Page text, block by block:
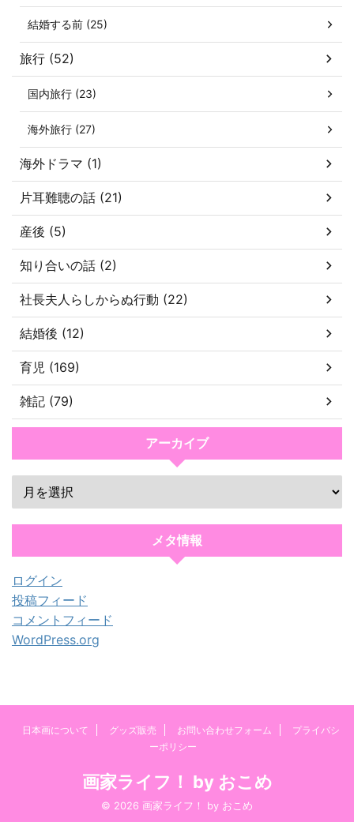
結婚する前 (25)
旅行 (52)
国内旅行 (23)
海外旅行 (27)
海外ドラマ (1)
片耳難聴の話 (21)
産後 (5)
知り合いの話 (2)
社長夫人らしからぬ行動 (22)
結婚後 (12)
育児 (169)
雑記 (79)
アーカイブ
メタ情報
ログイン
投稿フィード
コメントフィード
WordPress.org
日本画について グッズ販売 お問い合わせフォーム
プライバシ
ーポリシー
画家ライフ！ by おこめ
© 2026 画家ライフ！ by おこめ